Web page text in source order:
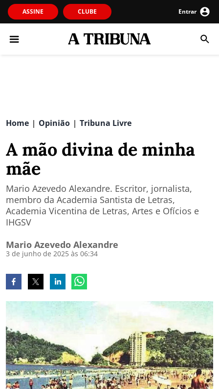
ASSINE CLUBE Entrar
Home | Opinião | Tribuna Livre
A mão divina de minha
mãe
Mario Azevedo Alexandre. Escritor, jornalista,
membro da Academia Santista de Letras,
Academia Vicentina de Letras, Artes e Ofícios e
IHGSV
Mario Azevedo Alexandre
3 de junho de 2025 às 06:34